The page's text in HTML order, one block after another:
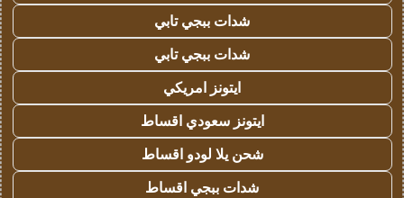
شدات ببجي تابي
شدات ببجي تابي
ايتونز امريكي
ايتونز سعودي اقساط
شحن يلا لودو اقساط
شدات ببجي اقساط